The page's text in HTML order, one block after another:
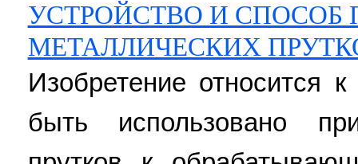
УСТРОЙСТВО И СПОСОБ
МЕТАЛЛИЧЕСКИХ
Изобретение относится
быть использовано